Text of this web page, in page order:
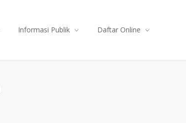
Informasi Publik Daftar Online